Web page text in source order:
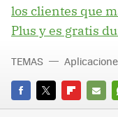
los clientes que
Plus y es gratis
FACEBOOK
TWITTERFLIPBOARD
E-
TEMAS